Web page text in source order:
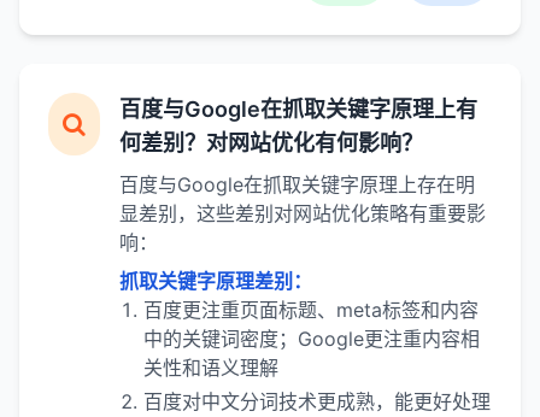
百度与Google在抓取关键字原理上有
何差别？对网站优化有何影响？
百度与Google在抓取关键字原理上存在明
显差别，这些差别对网站优化策略有重要影
响：
抓取关键字原理差别：
百度更注重页面标题、meta标签和内容
中的关键词密度；Google更注重内容相
关性和语义理解
百度对中文分词技术更成熟，能更好处理